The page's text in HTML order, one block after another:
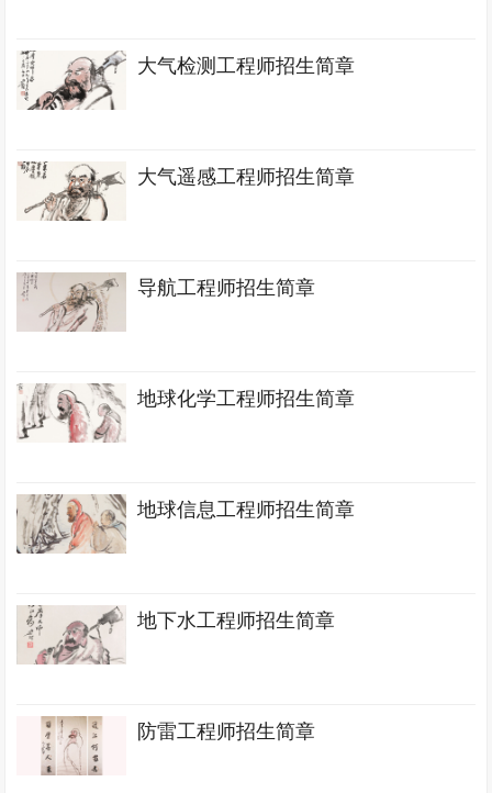
大气检测工程师招生简章
大气遥感工程师招生简章
导航工程师招生简章
地球化学工程师招生简章
地球信息工程师招生简章
地下水工程师招生简章
防雷工程师招生简章